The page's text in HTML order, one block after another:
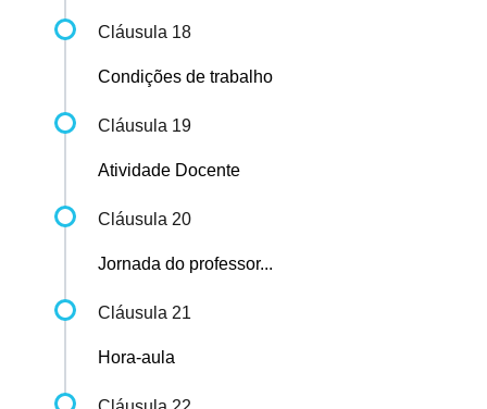
Cláusula 18
Condições de trabalho
Cláusula 19
Atividade Docente
Cláusula 20
Jornada do professor...
Cláusula 21
Hora-aula